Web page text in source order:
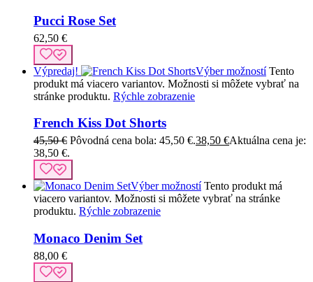
Pucci Rose Set
62,50 €
Výpredaj! Výber možností Tento
produkt má viacero variantov. Možnosti si môžete vybrať na
stránke produktu. Rýchle zobrazenie
French Kiss Dot Shorts
45,50€ Pôvodná cena bola: 45,50 €.38,50 €Aktuálna cena je:
38,50 €.
Výber možností Tento produkt má
viacero variantov. Možnosti si môžete vybrať na stránke
produktu. Rýchle zobrazenie
Monaco Denim Set
88,00 €